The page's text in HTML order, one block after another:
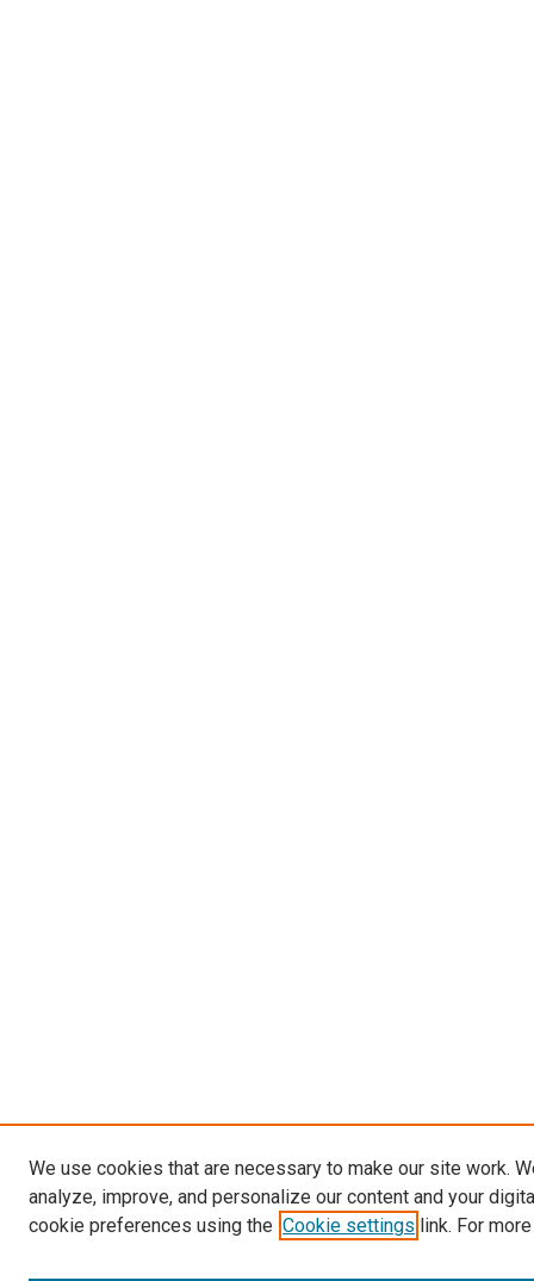
We use cookies that are necessary to make our site work.
analyze, improve, and personalize our content and your
cookie preferences using the Cookie settings link. For